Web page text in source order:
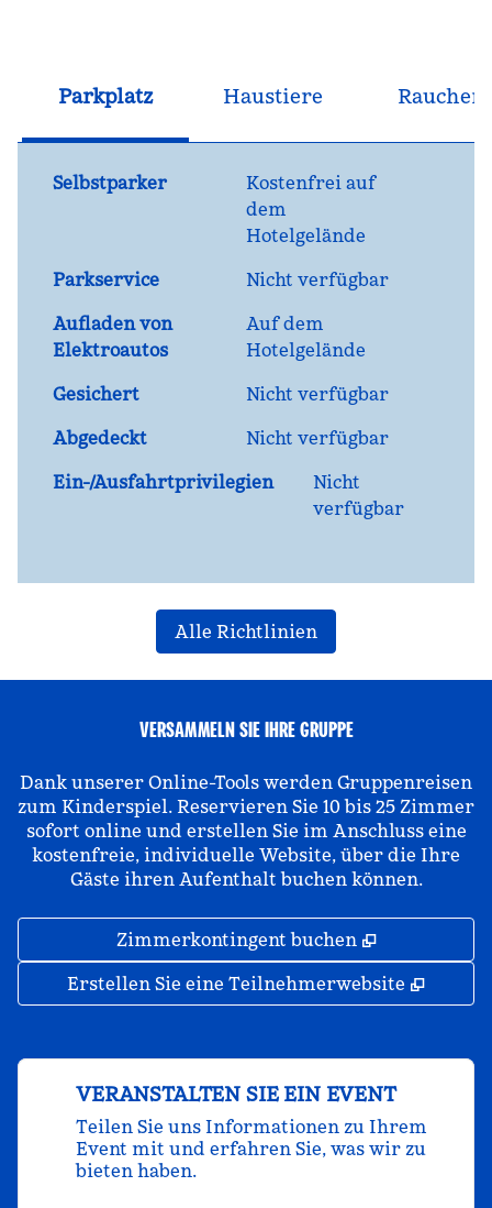
Parkplatz Haustiere Raucher
Selbstparker
Kostenfrei auf
dem
Hotelgelände
Parkservice
Nicht verfügbar
Aufladen von
Elektroautos
Auf dem
Hotelgelände
Gesichert
Nicht verfügbar
Abgedeckt
Nicht verfügbar
Ein-/Ausfahrtprivilegien
Nicht
verfügbar
Alle Richtlinien
VERSAMMELN SIE IHRE GRUPPE
Dank unserer Online-Tools werden Gruppenreisen
zum Kinderspiel. Reservieren Sie 10 bis 25 Zimmer
sofort online und erstellen Sie im Anschluss eine
kostenfreie, individuelle Website, über die Ihre
Gäste ihren Aufenthalt buchen können.
Zimmerkontingent buchen ,
Erstellen Sie eine Teilnehmerwebsite ,
VERANSTALTEN SIE EIN EVENT
Teilen Sie uns Informationen zu Ihrem
Event mit und erfahren Sie, was wir zu
bieten haben.